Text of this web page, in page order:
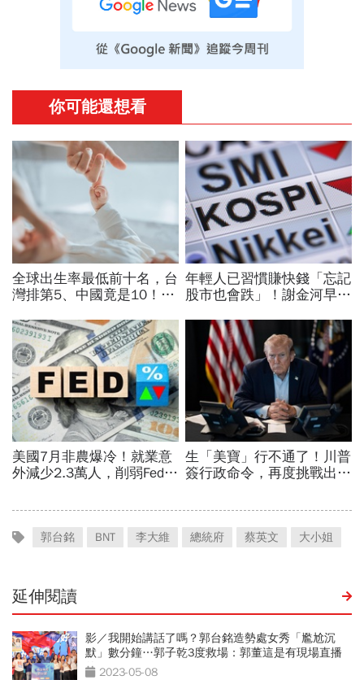
郭台銘 BNT 李大維 總統府 蔡英文 大小姐
延伸閱讀
影／我開始講話了嗎？郭台銘造勢處女秀「尷尬沉
默」數分鐘…郭子乾3度救場：郭董這是有現場直播
的 2023-05-08